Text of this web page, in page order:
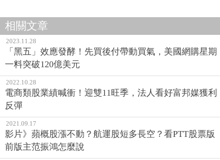
相關文章
2023.11.28
「黑五」效應發酵！先買後付帶動買氣，美國網購星期
一料突破120億美元
2022.10.28
電商類股業績喊衝！迎雙11旺季，法人看好富邦媒獲利
反彈
2021.09.17
影片》蘋概股漲不動？航運股短多長空？看PTT股票版
前版主范振鴻怎麼說